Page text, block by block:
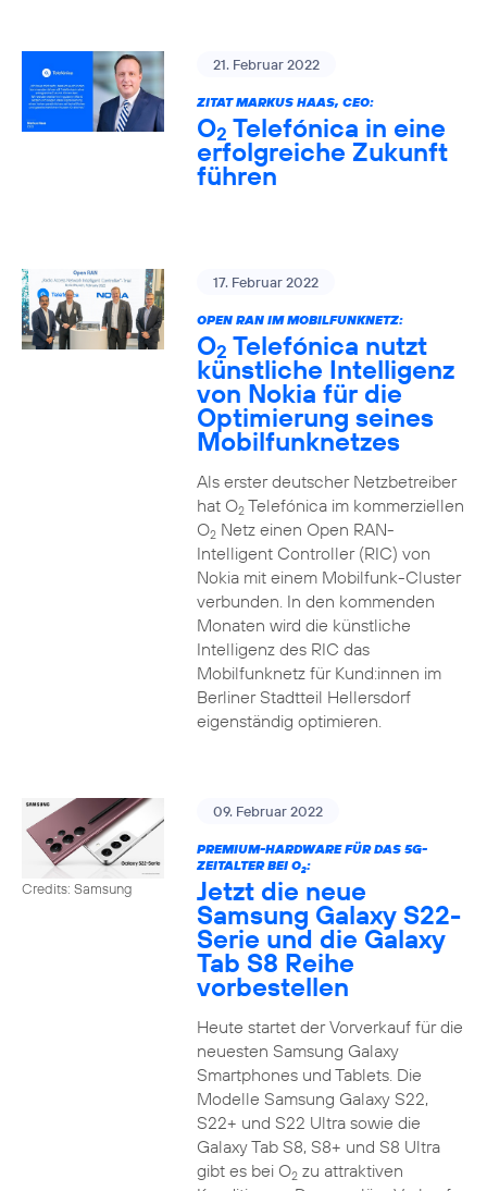
21. Februar 2022
ZITAT MARKUS HAAS, CEO:
O2 Telefónica in eine
erfolgreiche Zukunft
führen
17. Februar 2022
OPEN RAN IM MOBILFUNKNETZ:
O2 Telefónica nutzt
künstliche Intelligenz
von Nokia für die
Optimierung seines
Mobilfunknetzes
Als erster deutscher Netzbetreiber
hat O2Telefónica im kommerziellen
O2Netz einen Open RAN-
Intelligent Controller (RIC) von
Nokia mit einem Mobilfunk-Cluster
verbunden. In den kommenden
Monaten wird die künstliche
Intelligenz des RIC das
Mobilfunknetz für Kund:innen im
Berliner Stadtteil Hellersdorf
eigenständig optimieren.
Credits: Samsung
09. Februar 2022
PREMIUM-HARDWARE FÜR DAS 5G-
ZEITALTER BEI O2:
Jetzt die neue
Samsung Galaxy S22-
Serie und die Galaxy
Tab S8 Reihe
vorbestellen
Heute startet der Vorverkauf für die
neuesten Samsung Galaxy
Smartphones und Tablets. Die
Modelle Samsung Galaxy S22,
S22+ und S22 Ultra sowie die
Galaxy Tab S8, S8+ und S8 Ultra
gibt es bei O2zu attraktiven